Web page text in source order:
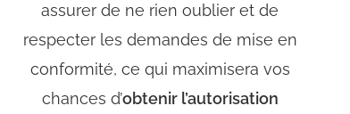
assurer de ne rien oublier et de
respecter les demandes de mise en
conformité, ce qui maximisera vos
chances d’obtenir l’autorisation